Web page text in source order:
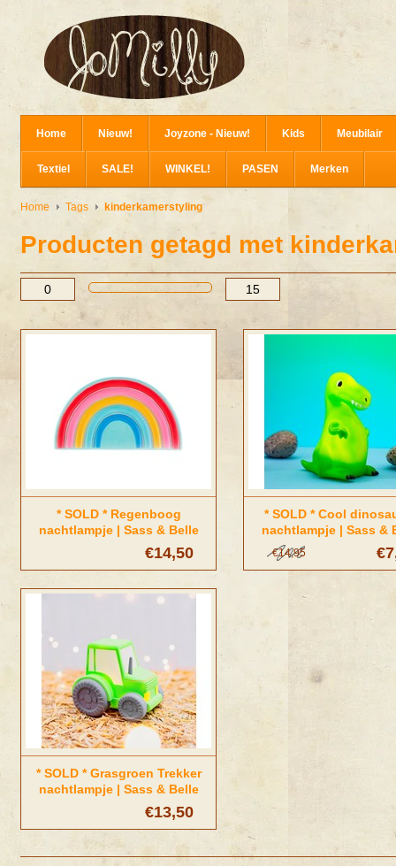
Home Nieuw! Joyzone - Nieuw! Kids Meubilair
Textiel SALE! WINKEL! PASEN Merken
Home Tags kinderkamerstyling
Producten getagd met
* SOLD * Regenboog
nachtlampje | Sass & Belle
€14,50
* SOLD * Cool
nachtlampje | Sass &
€14,95
* SOLD * Grasgroen Trekker
nachtlampje | Sass & Belle
€13,50